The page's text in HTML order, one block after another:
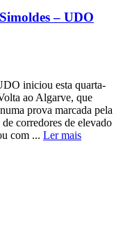
– UDO
iniciou esta quarta-
ao Algarve, que
prova marcada pela
corredores de elevado
com ... Ler mais